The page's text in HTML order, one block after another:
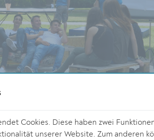
Cookies. Diese haben zwei
unserer Website. Zum anderen